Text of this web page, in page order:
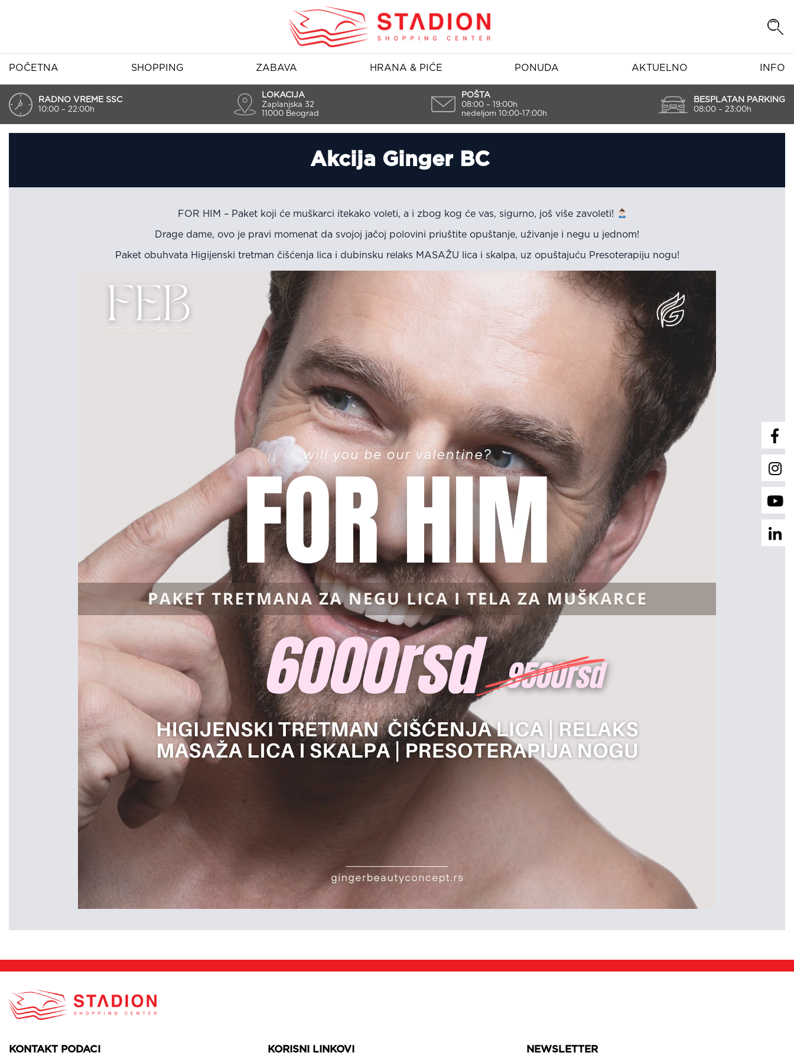
POČETNA SHOPPING ZABAVA HRANA & PIĆE PONUDA AKTUELNO INFO
RADNO VREME SSC
10:00 – 22:00h
LOKACIJA
Zaplanjska 32
11000 Beograd
POŠTA
08:00 – 19:00h
nedeljom 10:00-17:00h
BESPLATAN PARKING
08:00 – 23:00h
Akcija Ginger BC
FOR HIM – Paket koji će muškarci itekako voleti, a i zbog kog će vas, sigurno, još više zavoleti!
Drage dame, ovo je pravi momenat da svojoj jačoj polovini priuštite opuštanje, uživanje i negu u jednom!
Paket obuhvata Higijenski tretman čišćenja lica i dubinsku relaks MASAŽU lica i skalpa, uz opuštajuću Presoterapiju nogu!
KONTAKT PODACI KORISNI LINKOVI NEWSLETTER